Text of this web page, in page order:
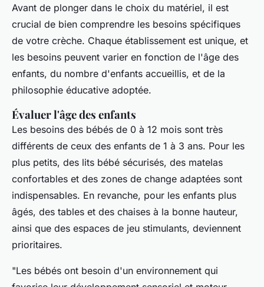
Avant de plonger dans le choix du matériel, il est
crucial de bien comprendre les besoins spécifiques
de votre crèche. Chaque établissement est unique, et
les besoins peuvent varier en fonction de l'âge des
enfants, du nombre d'enfants accueillis, et de la
philosophie éducative adoptée.
Évaluer l'âge des enfants
Les besoins des bébés de 0 à 12 mois sont très
différents de ceux des enfants de 1 à 3 ans. Pour les
plus petits, des lits bébé sécurisés, des matelas
confortables et des zones de change adaptées sont
indispensables. En revanche, pour les enfants plus
âgés, des tables et des chaises à la bonne hauteur,
ainsi que des espaces de jeu stimulants, deviennent
prioritaires.
"Les bébés ont besoin d'un environnement qui